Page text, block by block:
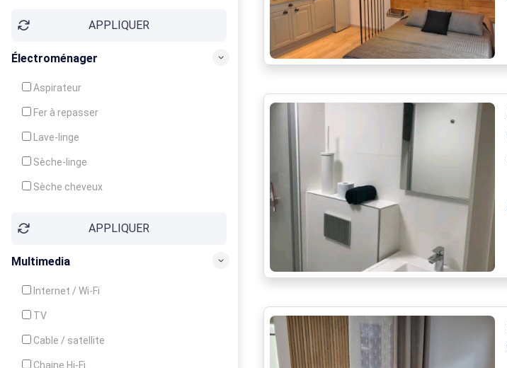
Congélateur
APPLIQUER
Électroménager
Aspirateur
Fer à repasser
Lave-linge
Sèche-linge
Sèche cheveux
APPLIQUER
Multimedia
Internet / Wi-Fi
TV
Cable / satellite
Chaine Hi-Fi